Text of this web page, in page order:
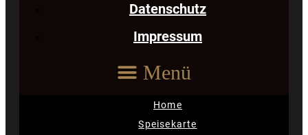
Datenschutz
Impressum
Menü
Home
Speisekarte